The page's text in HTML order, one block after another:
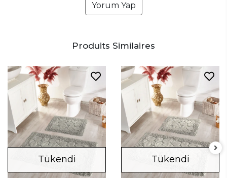
Yorum Yap
Produits Similaires
Tükendi Tükendi